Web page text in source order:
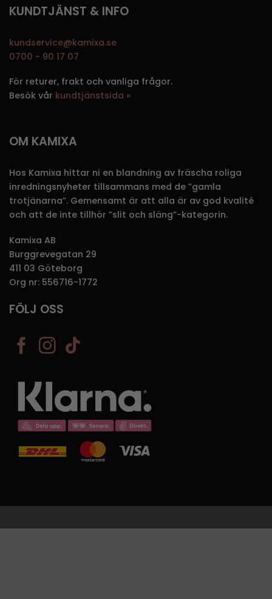
KUNDTJÄNST & INFO
kundservice@kamixa.se
0700 - 90 17 07
För returer, frakt och vanliga frågor.
Besök vår kundtjänstsida »
OM KAMIXA
Hos Kamixa hittar ni en blandning av fräscha roliga
inredningsnyheter tillsammans med de ”gamla
trotjänarna”. Gemensamt är att alla är av god kvalité
och att de inte tillhör ”slit och släng”-kategorin.
Kamixa AB
Burggrevegatan 29
411 03 Göteborg
Org nr: 556716-1772
FÖLJ OSS